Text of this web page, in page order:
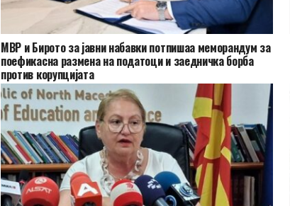
МВР и Бирото за јавни набавки потпишаа меморандум за
поефикасна размена на податоци и заедничка борба
против корупцијата